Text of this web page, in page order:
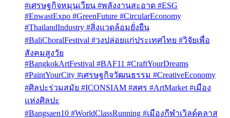
#เศรษฐกิจหมุนเวียน #พลังงานสะอาด #ESG
#EnwastExpo #GreenFuture #CircularEconomy
#ThailandIndustry #สิ่งแวดล้อมยั่งยืน
#BaliChoralFestival #วงปล่อยแก่ประเทศไทย #วิจัยเพื่อ
สังคมสูงวัย
#BangkokArtFestival #BAF11 #CraftYourDreams
#PaintYourCity #เศรษฐกิจวัฒนธรรม #CreativeEconomy
#ศิลปะร่วมสมัย #ICONSIAM #สศร #ArtMarket #เมือง
แห่งศิลปะ
#Bangsaen10 #WorldClassRunning #เมืองกีฬาเวิลด์คลาส